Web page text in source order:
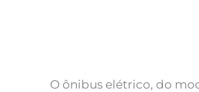
O ônibus elétrico, do